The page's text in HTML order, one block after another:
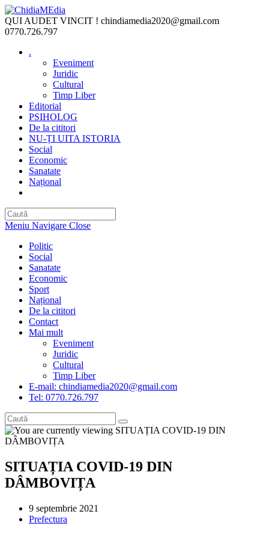
Skip
to
content
QUI AUDET VINCIT ! chindiamedia2020@gmail.com
0770.726.797
.
Eveniment
Juridic
Cultural
Timp Liber
Editorial
PSIHOLOG
De la cititori
NU-ȚI UITA ISTORIA
Social
Economic
Sanatate
Național
Meniu Navigare Close
Politic
Social
Sanatate
Economic
Sport
Național
De la cititori
Contact
Mai mult
Eveniment
Juridic
Cultural
Timp Liber
E-mail: chindiamedia2020@gmail.com
Tel: 0770.726.797
SITUAȚIA COVID-19 DIN
DÂMBOVIȚA
Post
published:
9 septembrie 2021
Post
Prefectura